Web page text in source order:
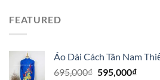
FEATURED
Áo Dài Cách Tân Nam
695,000₫ Giá
595,000₫Giá